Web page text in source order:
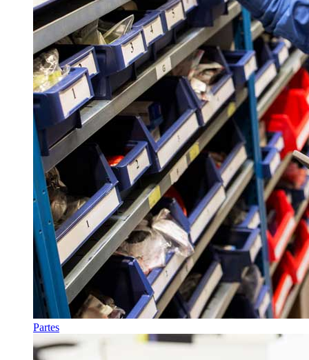
Partes